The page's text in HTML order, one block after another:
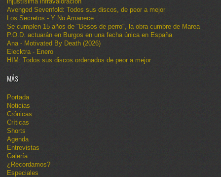
Avenged Sevenfold: Todos sus discos, de peor a mejor
Los Secretos - Y No Amanece
Se cumplen 15 años de "Besos de perro", la obra cumbre de Marea
P.O.D. actuarán en Burgos en una fecha única en España
Ana - Motivated By Death (2026)
Elecktra - Enero
HIM: Todos sus discos ordenados de peor a mejor
MÁS
Portada
Noticias
Crónicas
Críticas
Shorts
Agenda
Entrevistas
Galería
¿Recordamos?
Especiales